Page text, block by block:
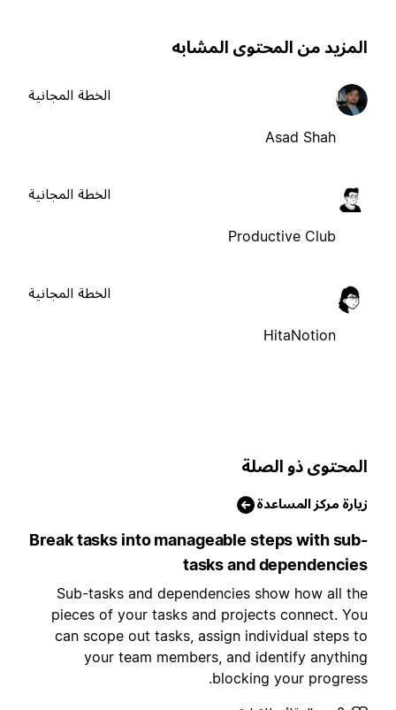
من المحتوى المشابه
Asad Shah
الخطة المجانية
Productive Club
الخطة المجانية
HitaNotion
الخطة المجانية
ذو الصلة
مركز المساعدة
Break tasks into manageable steps with
tasks and
Sub-tasks and dependencies show how all
pieces of your tasks and projects connect.
can scope out tasks, assign individual steps
your team members, and identify
blocking your